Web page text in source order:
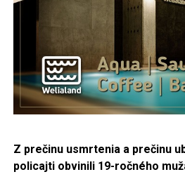
Z prečinu usmrtenia a prečinu
policajti obvinili 19-ročného